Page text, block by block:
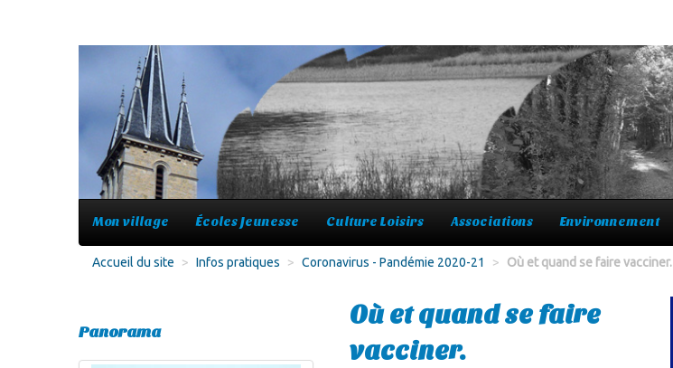
Mon village Écoles Jeunesse Culture Loisirs Associations Environnement
Accueil du site > Infos pratiques > Coronavirus - Pandémie 2020-21 > Où et quand se faire vacciner.
Où et quand se faire
vacciner.
Panorama